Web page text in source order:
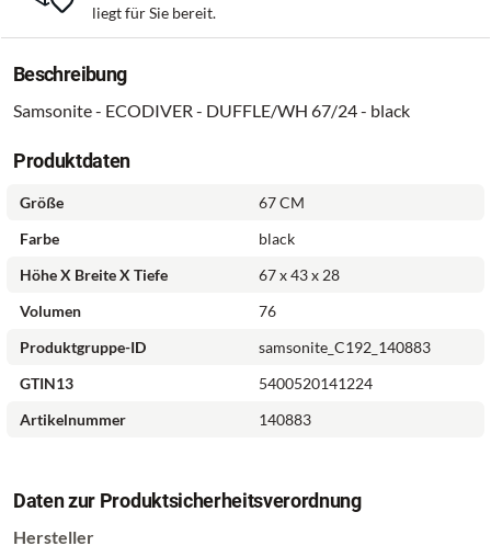
liegt für Sie bereit.
Beschreibung
Samsonite - ECODIVER - DUFFLE/WH 67/24 - black
Produktdaten
Größe
67 CM
Farbe
black
Höhe X Breite X Tiefe
67 x 43 x 28
Volumen
76
Produktgruppe-ID
samsonite_C192_140883
GTIN13
5400520141224
Artikelnummer
140883
Daten zur Produktsicherheitsverordnung
Hersteller